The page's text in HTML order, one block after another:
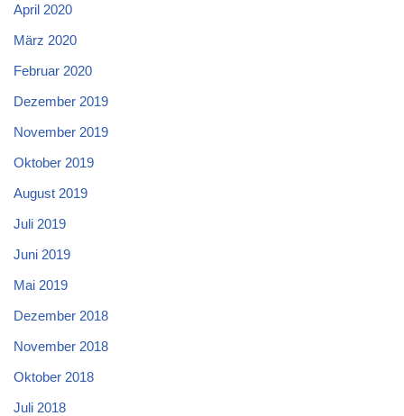
April 2020
März 2020
Februar 2020
Dezember 2019
November 2019
Oktober 2019
August 2019
Juli 2019
Juni 2019
Mai 2019
Dezember 2018
November 2018
Oktober 2018
Juli 2018